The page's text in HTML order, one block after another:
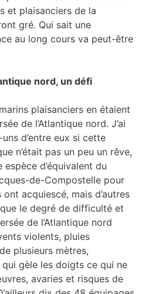
et plaisanciers de la
gré. Qui sait une
au long cours va peut-être
nord, un défi
plaisanciers en étaient
de l’Atlantique nord. J’ai
d’entre eux si cette
n’était pas un peu un rêve,
d’équivalent du
de-Compostelle pour
acquiescé, mais d’autres
le degré de difficulté et
de l’Atlantique nord
violents, pluies
plusieurs mètres,
gèle les doigts ce qui ne
avaries et risques de